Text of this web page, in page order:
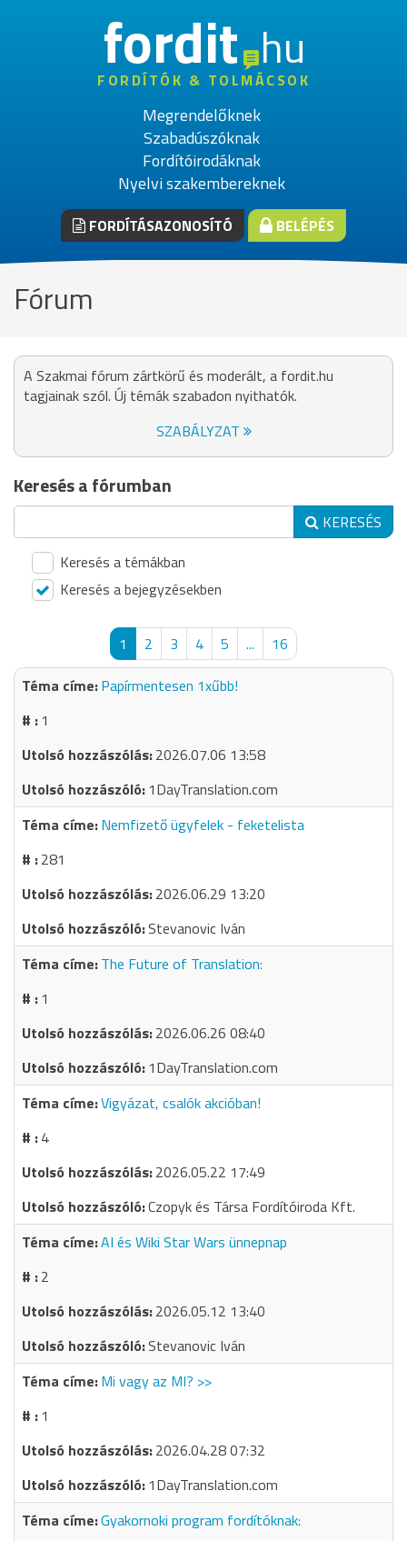
fordithu
FORDÍTÓK & TOLMÁCSOK
Megrendelőknek
Szabadúszóknak
Fordítóirodáknak
Nyelvi szakembereknek
FORDÍTÁSAZONOSÍTÓ BELÉPÉS
Fórum
A Szakmai fórum zártkörű és moderált, a fordit.hu
tagjainak szól. Új témák szabadon nyithatók.
SZABÁLYZAT
Keresés a fórumban
KERESÉS
Keresés a témákban
Keresés a bejegyzésekben
1 2 3 4 5 ...
16
Papírmentesen 1xűbb!
1
2026.07.06 13:58
1DayTranslation.com
Nemfizető ügyfelek - feketelista
281
2026.06.29 13:20
Stevanovic Iván
The Future of Translation:
1
2026.06.26 08:40
1DayTranslation.com
Vigyázat, csalók akcióban!
4
2026.05.22 17:49
Czopyk és Társa Fordítóiroda Kft.
AI és Wiki Star Wars ünnepnap
2
2026.05.12 13:40
Stevanovic Iván
Mi vagy az MI? >>
1
2026.04.28 07:32
1DayTranslation.com
Gyakornoki program fordítóknak: